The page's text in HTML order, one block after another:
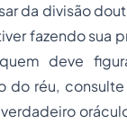
da divisão
fazendo sua
deve
do réu,